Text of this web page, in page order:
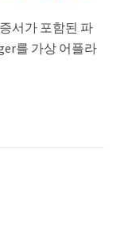
서가 포함된 파
를 가상 어플라